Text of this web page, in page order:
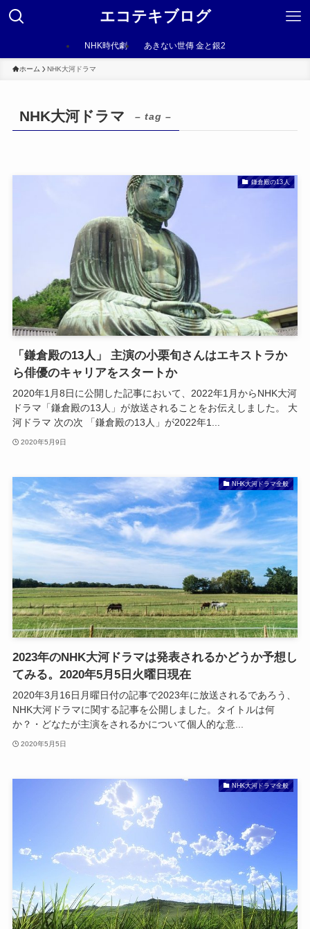
エコテキブログ
NHK時代劇 あきない世傳 金と銀2
ホーム NHK大河ドラマ
NHK大河ドラマ – tag –
鎌倉殿の13人
「鎌倉殿の13人」 主演の小栗旬さんはエキストラか
ら俳優のキャリアをスタートか
2020年1月8日に公開した記事において、2022年1月からNHK大河
ドラマ「鎌倉殿の13人」が放送されることをお伝えしました。 大
河ドラマ 次の次 「鎌倉殿の13人」が2022年1...
2020年5月9日
NHK大河ドラマ全般
2023年のNHK大河ドラマは発表されるかどうか予想し
てみる。2020年5月5日火曜日現在
2020年3月16日月曜日付の記事で2023年に放送されるであろう、
NHK大河ドラマに関する記事を公開しました。タイトルは何
か？・どなたが主演をされるかについて個人的な意...
2020年5月5日
NHK大河ドラマ全般